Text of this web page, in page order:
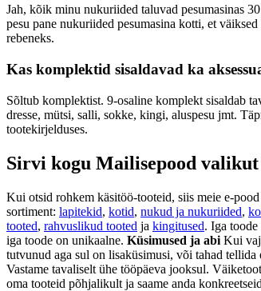
Jah, kõik minu nukuriided taluvad pesumasinas
pesu pane nukuriided pesumasina kotti, et
rebeneks.
Kas komplektid sisaldavad ka
Sõltub komplektist. 9-osaline komplekt sisaldab
dresse, mütsi, salli, sokke, kingi, aluspesu jmt.
tootekirjelduses.
Sirvi kogu Mailisepood valikut
Kui otsid rohkem käsitöö-tooteid, siis meie e-
sortiment: lapitekid, kotid, nukud ja nukuriided,
tooted, rahvuslikud tooted ja kingitused. Iga
iga toode on unikaalne. Küsimused ja abi Kui
tutvunud aga sul on lisaküsimusi, või tahad
Vastame tavaliselt ühe tööpäeva jooksul.
oma tooteid põhjalikult ja saame anda